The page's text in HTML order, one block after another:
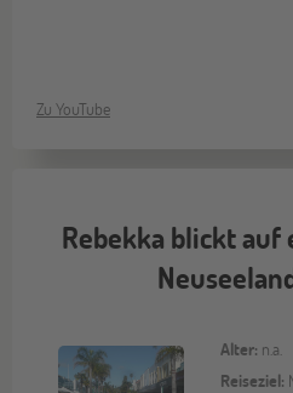
Zu YouTube
Rebekka blickt
Alter: n.a.
Reiseziel: